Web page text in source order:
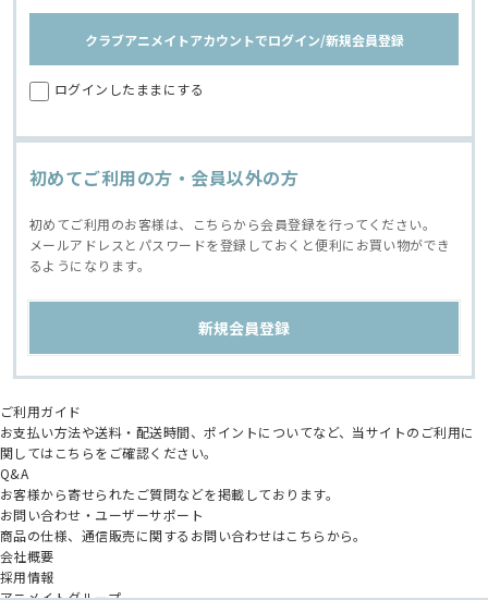
クラブアニメイトアカウントでログイン/新規会員登録
ログインしたままにする
初めてご利用の方・会員以外の方
初めてご利用のお客様は、こちらから会員登録を行ってください。
メールアドレスとパスワードを登録しておくと便利にお買い物ができ
るようになります。
ご利用ガイド
お支払い方法や送料・配送時間、ポイントについてなど、当サイトのご利用に
関してはこちらをご確認ください。
Q&A
お客様から寄せられたご質問などを掲載しております。
お問い合わせ・ユーザーサポート
商品の仕様、通信販売に関するお問い合わせはこちらから。
会社概要
採用情報